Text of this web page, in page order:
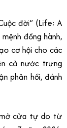
đời” (Life: A
đồng hành,
cơ hội cho các
cả nước trưng
phản hồi, đánh
mở cửa tự do từ